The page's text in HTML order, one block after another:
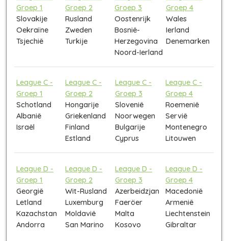
Groep 1
Slovakije
Oekraïne
Tsjechië
Groep 2
Rusland
Zweden
Turkije
Groep 3
Oostenrijk
Bosnië-
Herzegovina
Noord-Ierland
Groep 4
Wales
Ierland
Denemarken
League C -
Groep 1
Schotland
Albanië
Israël
League C -
Groep 2
Hongarije
Griekenland
Finland
Estland
League C -
Groep 3
Slovenië
Noorwegen
Bulgarije
Cyprus
League C -
Groep 4
Roemenië
Servië
Montenegro
Litouwen
League D -
Groep 1
Georgië
Letland
Kazachstan
Andorra
League D -
Groep 2
Wit-Rusland
Luxemburg
Moldavië
San Marino
League D -
Groep 3
Azerbeidzjan
Faeröer
Malta
Kosovo
League D -
Groep 4
Macedonië
Armenië
Liechtenstein
Gibraltar